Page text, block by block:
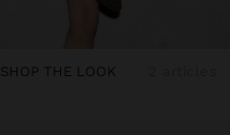
SHOP THE LOOK